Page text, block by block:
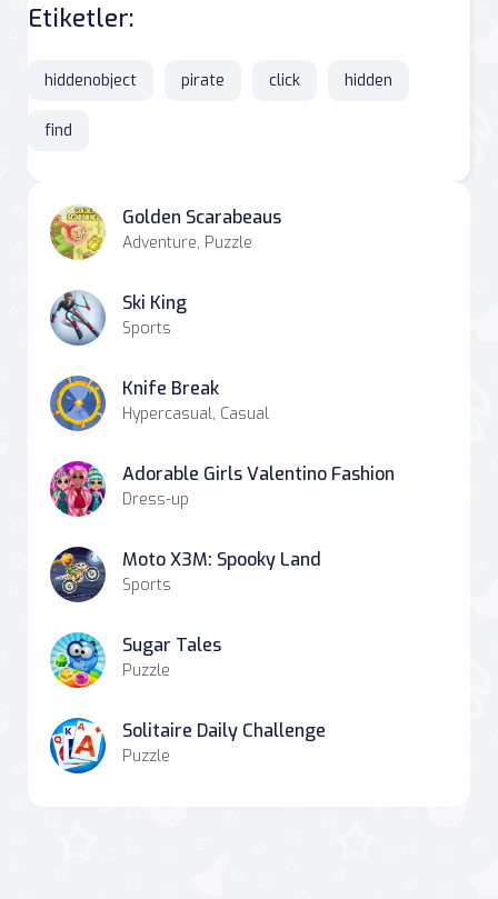
Etiketler:
hiddenobject pirate click hidden
find
Golden Scarabeaus
Adventure, Puzzle
Ski King
Sports
Knife Break
Hypercasual, Casual
Adorable Girls Valentino Fashion
Dress-up
Moto X3M: Spooky Land
Sports
Sugar Tales
Puzzle
Solitaire Daily Challenge
Puzzle